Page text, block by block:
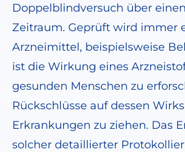
Doppelblindversuch über
Zeitraum. Geprüft wird immer
Arzneimittel, beispielsweise
ist die Wirkung eines
gesunden Menschen zu
Rückschlüsse auf dessen
Erkrankungen zu ziehen. Das
solcher detaillierter